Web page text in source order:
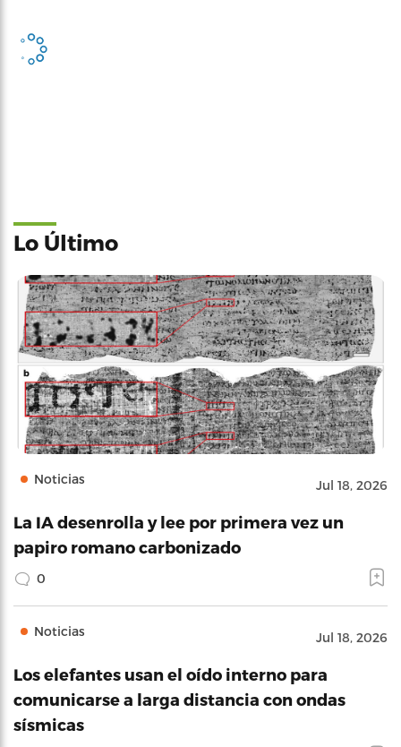
Lo Último
Noticias Jul 18, 2026
La IA desenrolla y lee por primera vez un
papiro romano carbonizado
0
Noticias Jul 18, 2026
Los elefantes usan el oído interno para
comunicarse a larga distancia con ondas
sísmicas